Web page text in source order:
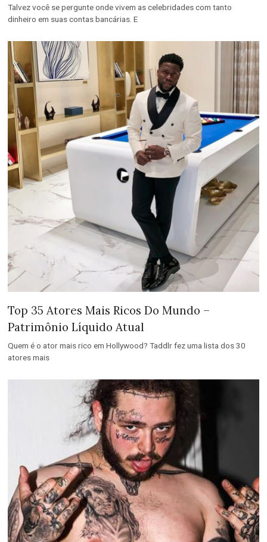
Talvez você se pergunte onde vivem as celebridades com tanto
dinheiro em suas contas bancárias. E
Top 35 Atores Mais Ricos Do Mundo –
Patrimônio Líquido Atual
Quem é o ator mais rico em Hollywood? Taddlr fez uma lista dos 30
atores mais